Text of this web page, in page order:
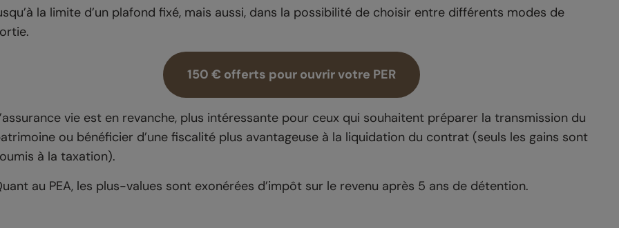
la limite d’un plafond fixé, mais aussi, dans la possibilité de choisir entre différents modes de
150 € offerts pour ouvrir votre PER
vie est en revanche, plus intéressante pour ceux qui souhaitent préparer la transmission du
ou bénéficier d’une fiscalité plus avantageuse à la liquidation du contrat (seuls les gains sont
à la taxation).
au PEA, les plus-values sont exonérées d’impôt sur le revenu après 5 ans de détention.